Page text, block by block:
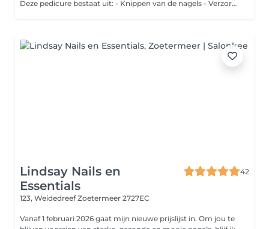
Deze pedicure bestaat uit: - Knippen van de nagels - Verzorging van de nagelomgeving - Verwijderen van kleine oppervlaktes eelt - Frezen en polijsten van de nagels en voeten - Voetencrème en verzorgende nagelolie
Lindsay Nails en
Essentials
42
123, WeidedreefZoetermeer 2727EC
Vanaf 1 februari 2026 gaat mijn nieuwe prijslijst in. Om jou te